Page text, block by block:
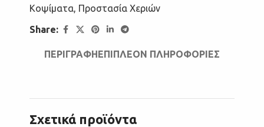
Κοψίματα, Προστασία Χεριών
Share:
ΠΕΡΙΓΡΑΦΉΕΠΙΠΛΈΟΝ ΠΛΗΡΟΦΟΡΊΕΣ
Σχετικά προϊόντα